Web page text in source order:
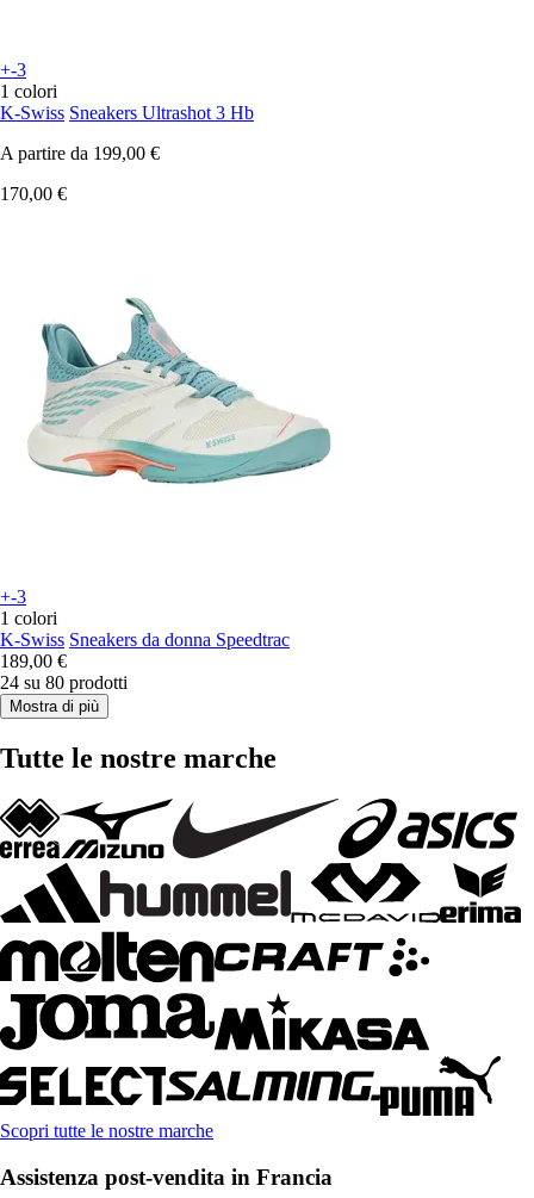
+-3
1 colori
K-Swiss Sneakers Ultrashot 3 Hb
A partire da 199,00 €
170,00 €
+-3
1 colori
K-Swiss Sneakers da donna Speedtrac
189,00 €
24 su 80 prodotti
Mostra di più
Tutte le nostre marche
Scopri tutte le nostre marche
Assistenza post-vendita in Francia